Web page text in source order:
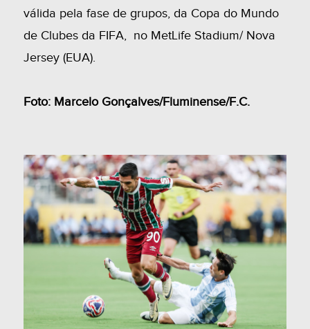
válida pela fase de grupos, da Copa do Mundo
de Clubes da FIFA, no MetLife Stadium/ Nova
Jersey (EUA).
Foto: Marcelo Gonçalves/Fluminense/F.C.